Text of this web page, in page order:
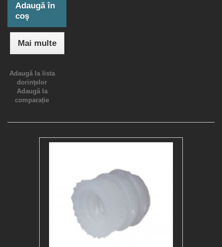
Adaugă în
coş
Mai multe
Adaugă la lista
dorinţelor
Adaugă la
comparație